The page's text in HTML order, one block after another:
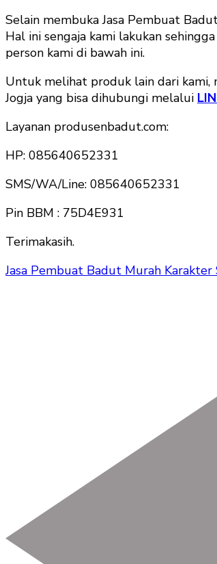
Selain membuka Jasa Pembuat
Hal ini sengaja kami lakukan
person kami di bawah ini.
Untuk melihat produk lain dari kami,
Jogja yang bisa dihubungi melalui
Layanan produsenbadut.com:
HP: 085640652331
SMS/WA/Line: 085640652331
Pin BBM : 75D4E931
Terimakasih.
Jasa Pembuat Badut Murah Karakter